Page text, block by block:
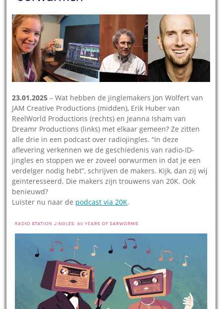
23.01.2025 – Wat hebben de jinglemakers Jon Wolfert van
JAM Creative Productions (midden), Erik Huber van
ReelWorld Productions (rechts) en Jeanna Isham van
Dreamr Productions (links) met elkaar gemeen? Ze zitten
alle drie in een podcast over radiojingles. “In deze
aflevering verkennen we de geschiedenis van radio-ID-
jingles en stoppen we er zoveel oorwurmen in dat je een
verdelger nodig hebt”, schrijven de makers. Kijk, dan zij wij
geïnteresseerd. Die makers zijn trouwens van 20K. Ook
benieuwd?
Luister nu naar de podcast via 20K.